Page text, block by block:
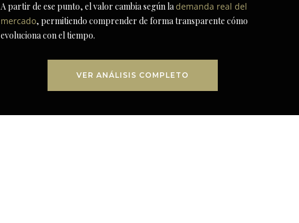
A partir de ese punto, el valor cambia según lademanda real del
mercado, permitiendo comprender de forma transparente cómo
evoluciona con el tiempo.
VER ANÁLISIS COMPLETO